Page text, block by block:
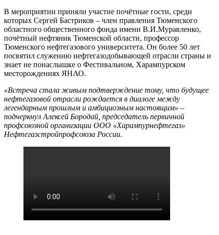
В мероприятии приняли участие почётные гости, среди
которых Сергей Бастриков – член правления Тюменского
областного общественного фонда имени В.И.Муравленко,
почётный нефтяник Тюменской области, профессор
Тюменского нефтегазового университета. Он более 50 лет
посвятил служению нефтегазодобывающей отрасли страны и
знает не понаслышке о Фестивальном, Харампурском
месторождениях ЯНАО.
«Встреча стала живым подтверждение тому, что будущее
нефтегазовой отрасли рождается в диалоге между
легендарным прошлым и амбициозным настоящим» –
подчеркнул Алексей Бородай, председатель первичной
профсоюзной организации ООО «Харампурнефтегаз»
Нефтегазстройпрофсоюза России.